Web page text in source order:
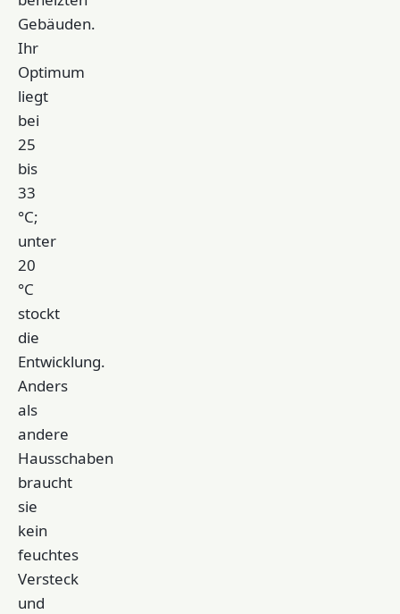
Gebäuden.
Ihr
Optimum
liegt
bei
25
bis
33
°C;
unter
20
°C
stockt
die
Entwicklung.
Anders
als
andere
Hausschaben
braucht
sie
kein
feuchtes
Versteck
und